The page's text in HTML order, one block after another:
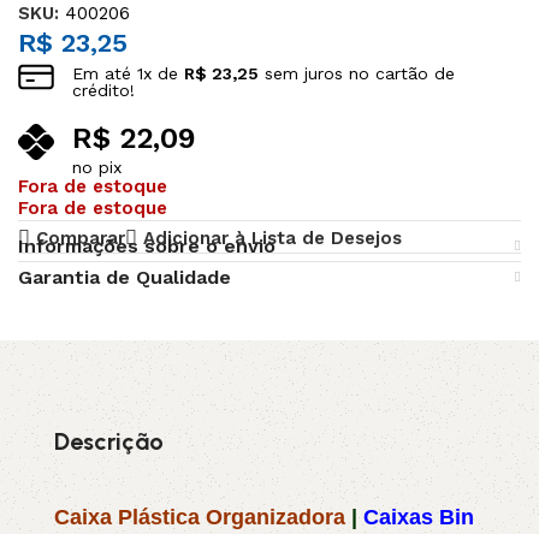
SKU: 400206
R$ 23,25
Em até1x de R$ 23,25 sem juros no cartão de
crédito!
R$ 22,09
no pix
Fora de estoque
Fora de estoque
Comparar
Adicionar à Lista de Desejos
Informações sobre o envio
Garantia de Qualidade
Descrição
Caixa Plástica Organizadora Caixas Bin